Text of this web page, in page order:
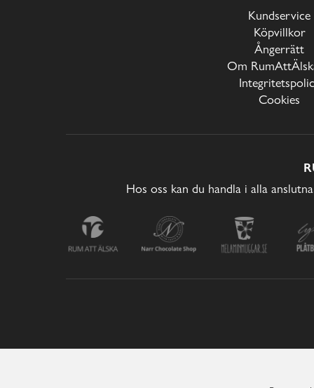
Kundservice
Köpvillkor
Ångerrätt
Om
Cookies
Hos oss kan du handla i alla